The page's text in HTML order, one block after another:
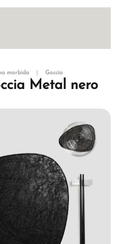
morbida Goccia
Metal nero